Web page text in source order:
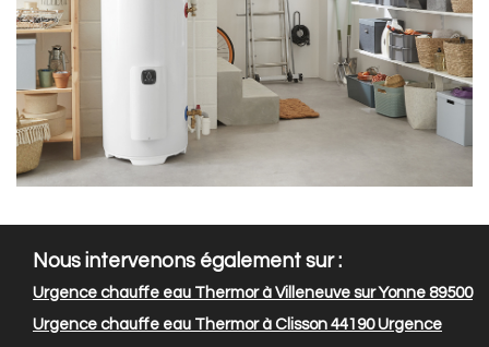
Nous intervenons également sur :
Urgence chauffe eau Thermor à Villeneuve sur Yonne 89500
Urgence chauffe eau Thermor à Clisson 44190Urgence